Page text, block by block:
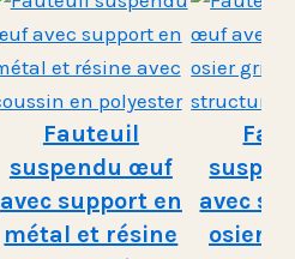
Fauteuil
suspendu œuf
avec support en
métal et résine
avec
osier